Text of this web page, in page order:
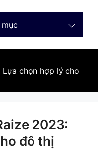
mục
chọn hợp lý cho
2023:
đô thị